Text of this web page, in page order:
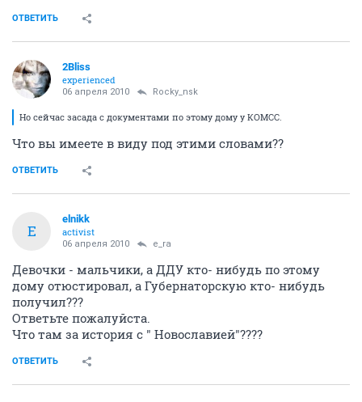
ОТВЕТИТЬ
2Bliss
experienced
06 апреля 2010 Rocky_nsk
Но сейчас засада с документами по этому дому у КОМСС.
Что вы имеете в виду под этими словами??
ОТВЕТИТЬ
E
elnikk
activist
06 апреля 2010 e_ra
Девочки - мальчики, а ДДУ кто- нибудь по этому
дому отюстировал, а Губернаторскую кто- нибудь
получил???
Ответьте пожалуйста.
Что там за история с " Новославией"????
ОТВЕТИТЬ